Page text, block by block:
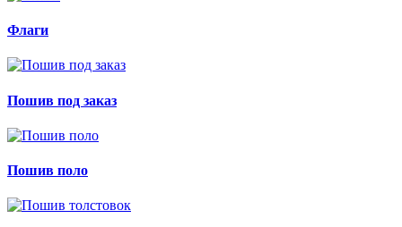
Флаги
Пошив под заказ
Пошив поло